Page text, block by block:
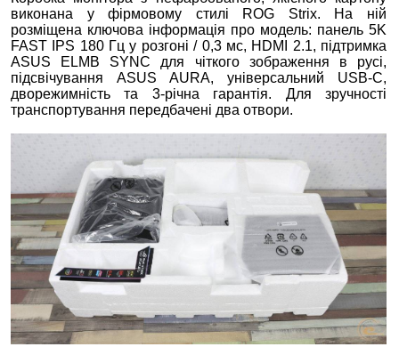
виконана у фірмовому стилі ROG Strix. На ній
розміщена ключова інформація про модель: панель 5K
FAST IPS 180 Гц у розгоні / 0,3 мс, HDMI 2.1, підтримка
ASUS ELMB SYNC для чіткого зображення в русі,
підсвічування ASUS AURA, універсальний USB-C,
дворежимність та 3-річна гарантія. Для зручності
транспортування передбачені два отвори.